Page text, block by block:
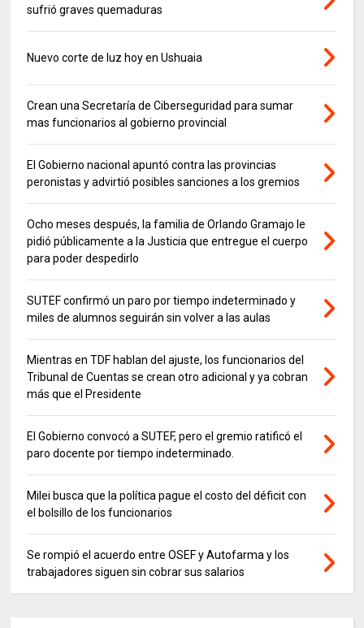
sufrió graves quemaduras
Nuevo corte de luz hoy en Ushuaia
Crean una Secretaría de Ciberseguridad para sumar
mas funcionarios al gobierno provincial
El Gobierno nacional apuntó contra las provincias
peronistas y advirtió posibles sanciones a los gremios
Ocho meses después, la familia de Orlando Gramajo le
pidió públicamente a la Justicia que entregue el cuerpo
para poder despedirlo
SUTEF confirmó un paro por tiempo indeterminado y
miles de alumnos seguirán sin volver a las aulas
Mientras en TDF hablan del ajuste, los funcionarios del
Tribunal de Cuentas se crean otro adicional y ya cobran
más que el Presidente
El Gobierno convocó a SUTEF, pero el gremio ratificó el
paro docente por tiempo indeterminado.
Milei busca que la política pague el costo del déficit con
el bolsillo de los funcionarios
Se rompió el acuerdo entre OSEF y Autofarma y los
trabajadores siguen sin cobrar sus salarios